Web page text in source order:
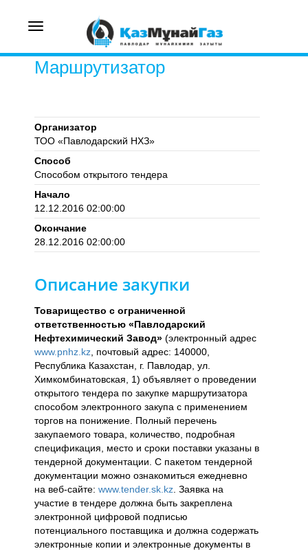
Toggle
Маршрутизатор
Организатор
ТОО «Павлодарский НХЗ»
Способ
Способом открытого тендера
Начало
12.12.2016 02:00:00
Окончание
28.12.2016 02:00:00
Описание закупки
Товарищество с ограниченной
ответственностью «Павлодарский
Нефтехимический Завод» (электронный адрес
www.pnhz.kz , почтовый адрес: 140000,
Республика Казахстан, г. Павлодар, ул.
Химкомбинатовская, 1) объявляет о проведении
открытого тендера по закупке маршрутизатора
способом электронного закупа с применением
торгов на понижение. Полный перечень
закупаемого товара, количество, подробная
спецификация, место и сроки поставки указаны в
тендерной документации. С пакетом тендерной
документации можно ознакомиться ежедневно
на веб-сайте: www.tender.sk.kz . Заявка на
участие в тендере должна быть закреплена
электронной цифровой подписью
потенциального поставщика и должна содержать
электронные копии и электронные документы в